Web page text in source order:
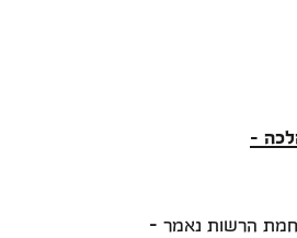
-
הרשות נאמר -